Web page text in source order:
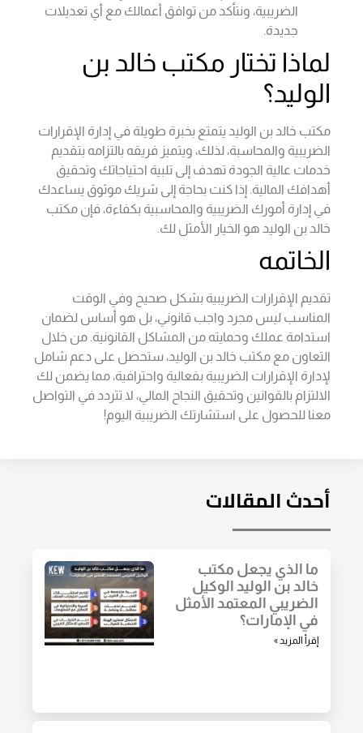
الضريبية، ونتأكد من توافق أعمالك مع أي تعديلات
جديدة.
لماذا تختار مكتب خالد بن
الوليد؟
مكتب خالد بن الوليد يتمتع بخبرة طويلة في إدارة الإقرارات
الضريبية والمحاسبة، لذلك، ويتميز فريقه بالتزامه بتقديم
خدمات عالية الجودة تهدف إلى تلبية احتياجاتك وتحقيق
أهدافك المالية. إذا كنت بحاجة إلى شريك موثوق يساعدك
في إدارة أمورك الضريبية والمحاسبية بكفاءة، فإن مكتب
خالد بن الوليد هو الخيار الأمثل لك.
الخاتمه
تقديم الإقرارات الضريبية بشكل صحيح وفي الوقت
المناسب ليس مجرد واجب قانوني، بل هو أساس لضمان
استدامة عملك وحمايته من المشاكل القانونية. من خلال
التعاون مع مكتب خالد بن الوليد، ستحصل على دعم شامل
لإدارة الإقرارات الضريبية بفعالية واحترافية، مما يضمن لك
الالتزام بالقوانين وتحقيق النجاح المالي، لا تتردد في التواصل
معنا للحصول على استشارتك الضريبية اليوم!
أحدث المقالات
ما الذي يجعل مكتب
خالد بن الوليد الوكيل
الضريبي المعتمد الأمثل
في الإمارات؟
إقرأ المزيد »